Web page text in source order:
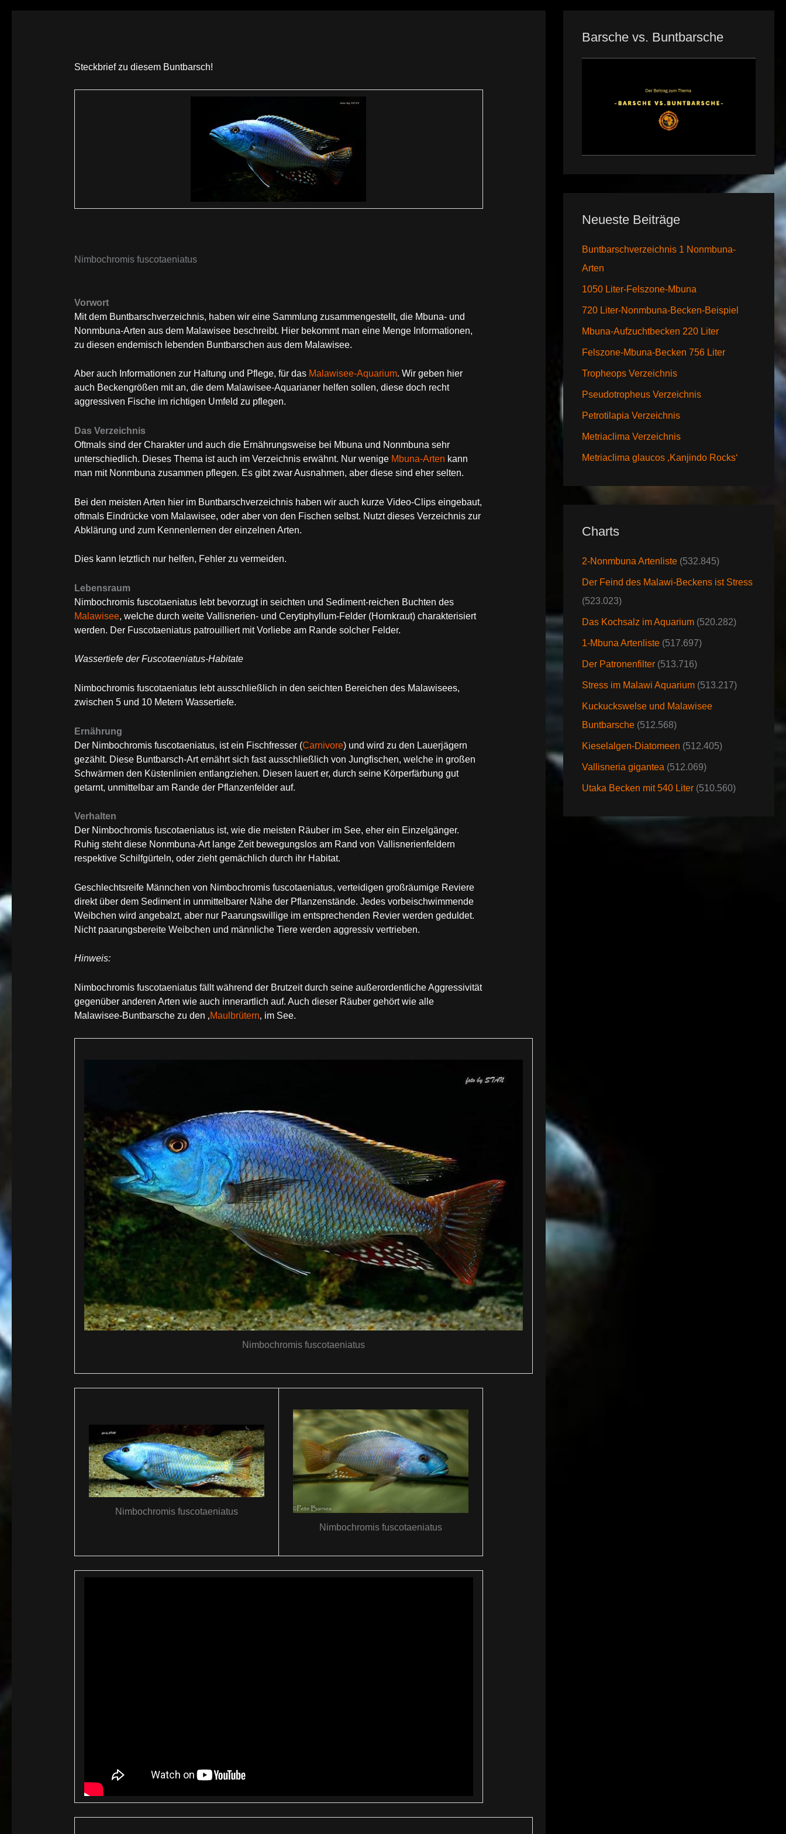
Steckbrief zu diesem Buntbarsch!
Nimbochromis fuscotaeniatus
Vorwort
Mit dem Buntbarschverzeichnis, haben wir eine Sammlung zusammengestellt, die Mbuna- und
Nonmbuna-Arten aus dem Malawisee beschreibt. Hier bekommt man eine Menge Informationen,
zu diesen endemisch lebenden Buntbarschen aus dem Malawisee.
Aber auch Informationen zur Haltung und Pflege, für das Malawisee-Aquarium. Wir geben hier
auch Beckengrößen mit an, die dem Malawisee-Aquarianer helfen sollen, diese doch recht
aggressiven Fische im richtigen Umfeld zu pflegen.
Das Verzeichnis
Oftmals sind der Charakter und auch die Ernährungsweise bei Mbuna und Nonmbuna sehr
unterschiedlich. Dieses Thema ist auch im Verzeichnis erwähnt. Nur wenige Mbuna-Arten kann
man mit Nonmbuna zusammen pflegen. Es gibt zwar Ausnahmen, aber diese sind eher selten.
Bei den meisten Arten hier im Buntbarschverzeichnis haben wir auch kurze Video-Clips eingebaut,
oftmals Eindrücke vom Malawisee, oder aber von den Fischen selbst. Nutzt dieses Verzeichnis zur
Abklärung und zum Kennenlernen der einzelnen Arten.
Dies kann letztlich nur helfen, Fehler zu vermeiden.
Lebensraum
Nimbochromis fuscotaeniatus lebt bevorzugt in seichten und Sediment-reichen Buchten des
Malawisee, welche durch weite Vallisnerien- und Cerytiphyllum-Felder (Hornkraut) charakterisiert
werden. Der Fuscotaeniatus patrouilliert mit Vorliebe am Rande solcher Felder.
Wassertiefe der Fuscotaeniatus-Habitate
Nimbochromis fuscotaeniatus lebt ausschließlich in den seichten Bereichen des Malawisees,
zwischen 5 und 10 Metern Wassertiefe.
Ernährung
Der Nimbochromis fuscotaeniatus, ist ein Fischfresser (Carnivore) und wird zu den Lauerjägern
gezählt. Diese Buntbarsch-Art ernährt sich fast ausschließlich von Jungfischen, welche in großen
Schwärmen den Küstenlinien entlangziehen. Diesen lauert er, durch seine Körperfärbung gut
getarnt, unmittelbar am Rande der Pflanzenfelder auf.
Verhalten
Der Nimbochromis fuscotaeniatus ist, wie die meisten Räuber im See, eher ein Einzelgänger.
Ruhig steht diese Nonmbuna-Art lange Zeit bewegungslos am Rand von Vallisnerienfeldern
respektive Schilfgürteln, oder zieht gemächlich durch ihr Habitat.
Geschlechtsreife Männchen von Nimbochromis fuscotaeniatus, verteidigen großräumige Reviere
direkt über dem Sediment in unmittelbarer Nähe der Pflanzenstände. Jedes vorbeischwimmende
Weibchen wird angebalzt, aber nur Paarungswillige im entsprechenden Revier werden geduldet.
Nicht paarungsbereite Weibchen und männliche Tiere werden aggressiv vertrieben.
Hinweis:
Nimbochromis fuscotaeniatus fällt während der Brutzeit durch seine außerordentliche Aggressivität
gegenüber anderen Arten wie auch innerartlich auf. Auch dieser Räuber gehört wie alle
Malawisee-Buntbarsche zu den ‚Maulbrütern‚ im See.
Nimbochromis fuscotaeniatus
Nimbochromis fuscotaeniatus
Nimbochromis fuscotaeniatus
Barsche vs. Buntbarsche
Neueste Beiträge
Buntbarschverzeichnis 1 Nonmbuna-
Arten
1050 Liter-Felszone-Mbuna
720 Liter-Nonmbuna-Becken-Beispiel
Mbuna-Aufzuchtbecken 220 Liter
Felszone-Mbuna-Becken 756 Liter
Tropheops Verzeichnis
Pseudotropheus Verzeichnis
Petrotilapia Verzeichnis
Metriaclima Verzeichnis
Metriaclima glaucos ‚Kanjindo Rocks‘
Charts
2-Nonmbuna Artenliste (532.845)
Der Feind des Malawi-Beckens ist Stress
(523.023)
Das Kochsalz im Aquarium (520.282)
1-Mbuna Artenliste (517.697)
Der Patronenfilter (513.716)
Stress im Malawi Aquarium (513.217)
Kuckuckswelse und Malawisee
Buntbarsche (512.568)
Kieselalgen-Diatomeen (512.405)
Vallisneria gigantea (512.069)
Utaka Becken mit 540 Liter (510.560)